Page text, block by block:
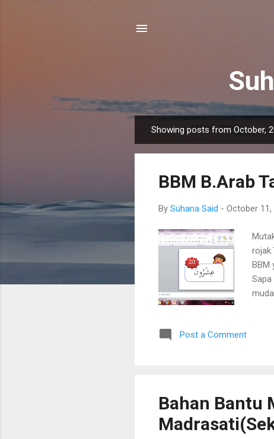
o
Showing posts from October,
BBM B.Arab
By Suhana Said - October 11,
BBM
Post a Comment
Bahan Bantu